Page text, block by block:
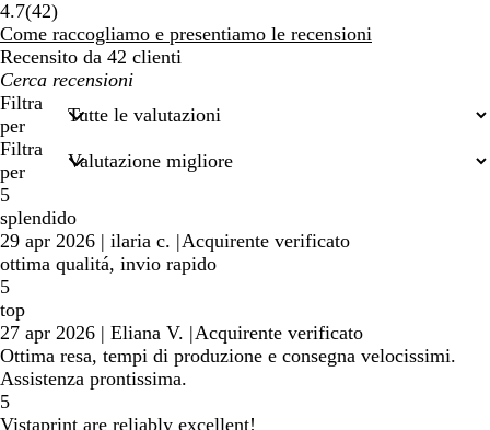
4.7(4242
recensioni
)
Come raccogliamo e presentiamo le recensioni
Recensito da 42 clienti
I
miei
termini
di
ricerca
Filtra
per
Filtra
per
5
splendido
29 apr 2026 | ilaria c. |Acquirente verificato
ottima qualitá, invio rapido
5
top
27 apr 2026 | Eliana V. |Acquirente verificato
Ottima resa, tempi di produzione e consegna velocissimi.
Assistenza prontissima.
5
Vistaprint are reliably excellent!